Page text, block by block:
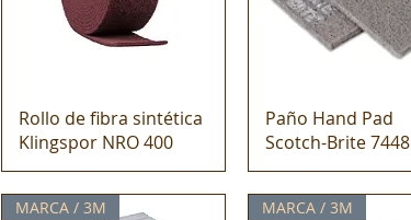
Rollo de fibra sintética
Klingspor NRO 400
Paño Hand Pad
Scotch-Brite
MARCA / 3M MARCA / 3M